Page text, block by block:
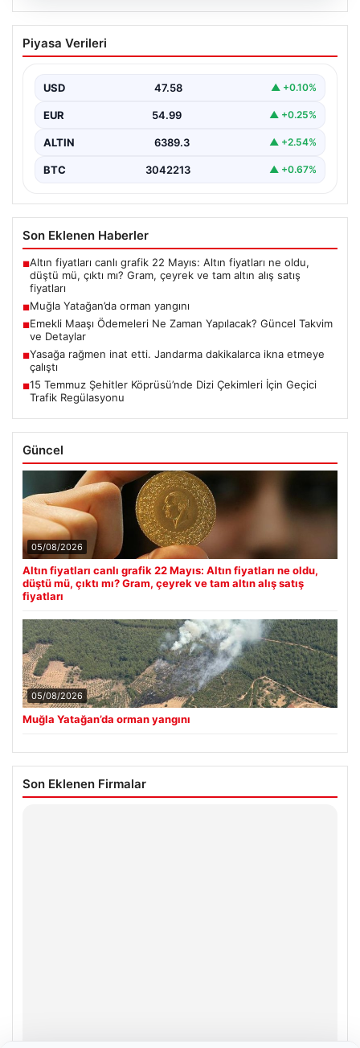
Muğla Yatağan’da orman yangını
Piyasa Verileri
USD 47.58 ▲ +0.10%
EUR 54.99 ▲ +0.25%
ALTIN 6389.3 ▲ +2.54%
BTC 3042213 ▲ +0.67%
Son Eklenen Haberler
■Altın fiyatları canlı grafik 22 Mayıs: Altın fiyatları ne oldu,
düştü mü, çıktı mı? Gram, çeyrek ve tam altın alış satış
fiyatları
■Muğla Yatağan’da orman yangını
■Emekli Maaşı Ödemeleri Ne Zaman Yapılacak? Güncel Takvim
ve Detaylar
■Yasağa rağmen inat etti. Jandarma dakikalarca ikna etmeye
çalıştı
■15 Temmuz Şehitler Köprüsü’nde Dizi Çekimleri İçin Geçici
Trafik Regülasyonu
Güncel
05/08/2026
Altın fiyatları canlı grafik 22 Mayıs: Altın fiyatları ne oldu,
düştü mü, çıktı mı? Gram, çeyrek ve tam altın alış satış
fiyatları
05/08/2026
Muğla Yatağan’da orman yangını
Son Eklenen Firmalar